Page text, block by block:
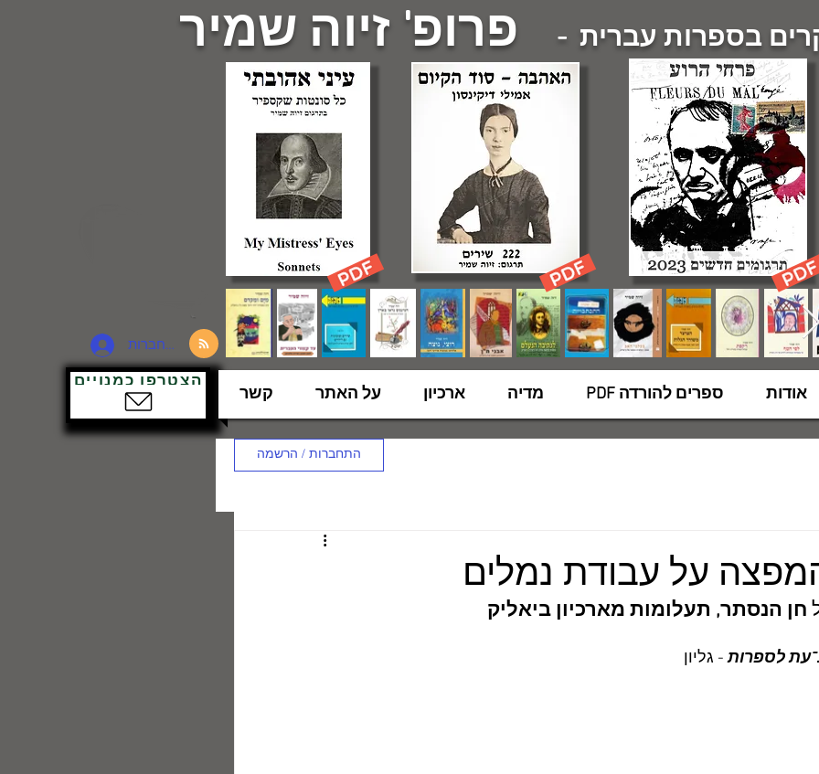
בספרות עברית - פרופ' זיוה שמיר
להתחברות
הצטרפו כמנויים
אודות ספרים להורדה PDF מדיה ארכיון על האתר קשר
התחברות / הרשמה
על עבודת נמלים
חן הנסתר, תעלומות מארכיון ביאליק
לספרות - גליון